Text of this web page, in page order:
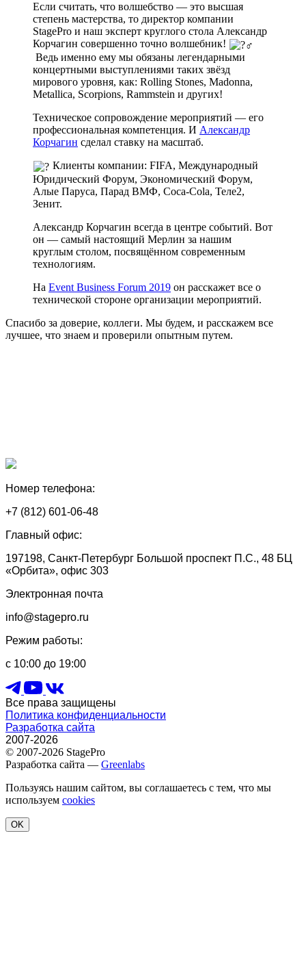
Если считать, что волшебство — это высшая
степень мастерства, то директор компании
StagePro и наш эксперт круглого стола Александр
Корчагин совершенно точно волшебник!
Ведь именно ему мы обязаны легендарными
концертными выступлениями таких звёзд
мирового уровня, как: Rolling Stones, Madonna,
Metallica, Scorpions, Rammstein и других!
Техническое сопровождение мероприятий — его
профессиональная компетенция. И Александр
Корчагин сделал ставку на масштаб.
Клиенты компании: FIFA, Международный
Юридический Форум, Экономический Форум,
Алые Паруса, Парад ВМФ, Coca-Cola, Теле2,
Зенит.
Александр Корчагин всегда в центре событий. Вот
он — самый настоящий Мерлин за нашим
круглым столом, посвящённом современным
технологиям.
На Event Business Forum 2019 он расскажет все о
технической стороне организации мероприятий.
Спасибо за доверие, коллеги. Мы будем, и расскажем все
лучшее, что знаем и проверили опытным путем.
Номер телефона:
+7 (812) 601-06-48
Главный офис:
197198, Санкт-Петербург Большой проспект П.С., 48 БЦ
«Орбита», офис 303
Электронная почта
info@stagepro.ru
Режим работы:
с 10:00 до 19:00
Все права защищены
Политика конфиденциальности
Разработка сайта
2007-2026
© 2007-2026 StagePro
Разработка сайта — Greenlabs
Пользуясь нашим сайтом, вы соглашаетесь с тем, что мы
используем cookies
OK